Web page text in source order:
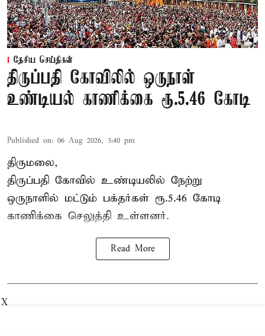
தேசிய செய்திகள்
திருப்பதி கோவிலில் ஒருநாள்
உண்டியல் காணிக்கை ரூ.5.46 கோடி
Published on: 06 Aug 2026, 3:40 pm
திருமலை,
திருப்பதி கோவில் உண்டியலில் நேற்று
ஒருநாளில் மட்டும் பக்தர்கள் ரூ.5.46 கோடி
காணிக்கை செலுத்தி உள்ளனர்.
Read More
X